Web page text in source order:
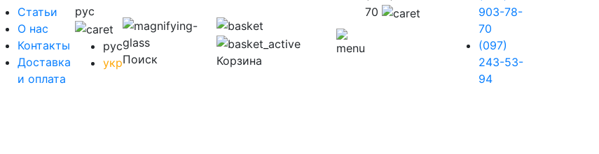
Cтатьи
O нас
Контакты
Доставка
и оплата
рус
рус
укрПоиск Корзина
70
903-78-
70
(097)
243-53-
94